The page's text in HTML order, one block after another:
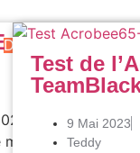
Drones
tout nouveau
Test de
9 Mai 2023
Teddy